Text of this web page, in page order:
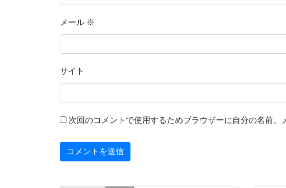
メール ※
サイト
次回のコメントで使用するためブラウザーに自分の名前、